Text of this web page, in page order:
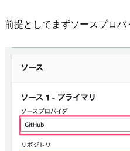
前提としてまずソースプロバ